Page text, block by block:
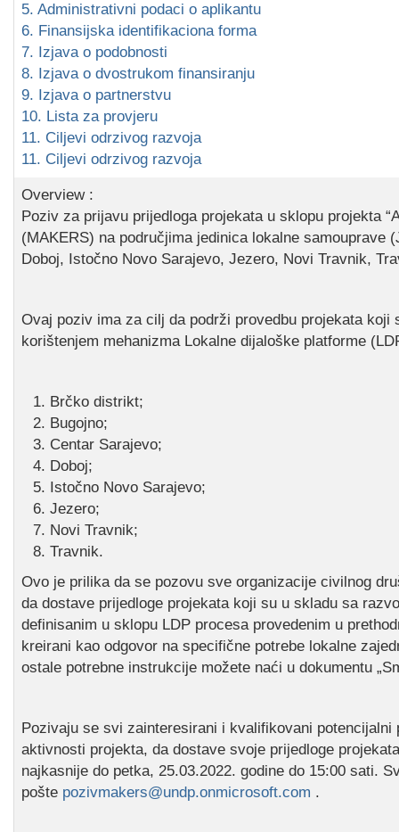
Zaštita od požara
COVID 19
Geoistraživanja
FINANSIJE
Poljoprivreda
Turizam
CIVILNA ZAŠTITA
5. Administrativni podaci o aplikantu
6. Finansijska identifikaciona forma
7. Izjava o podobnosti
8. Izjava o dvostrukom finansiranju
9. Izjava o partnerstvu
10. Lista za provjeru
11. Ciljevi odrzivog razvoja
11. Ciljevi odrzivog razvoja
Overview :
Poziv za prijavu prijedloga projekata u sklopu projekta
(MAKERS) na područjima jedinica lokalne
Doboj, Istočno Novo Sarajevo, Jezero, Novi Travnik,
Ovaj poziv ima za cilj da podrži provedbu projekata
korištenjem mehanizma Lokalne dijaloške platforme
Brčko distrikt;
Bugojno;
Centar Sarajevo;
Doboj;
Istočno Novo Sarajevo;
Jezero;
Novi Travnik;
Travnik.
Ovo je prilika da se pozovu sve organizacije civilnog
da dostave prijedloge projekata koji su u skladu sa
definisanim u sklopu LDP procesa provedenim u
kreirani kao odgovor na specifične potrebe lokalne
ostale potrebne instrukcije možete naći u dokumentu
Pozivaju se svi zainteresirani i kvalifikovani
aktivnosti projekta, da dostave svoje prijedloge
najkasnije do petka, 25.03.2022. godine do 15:00 sati.
pošte pozivmakers@undp.onmicrosoft.com .